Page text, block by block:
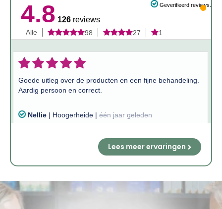
Lees meer ervaringen